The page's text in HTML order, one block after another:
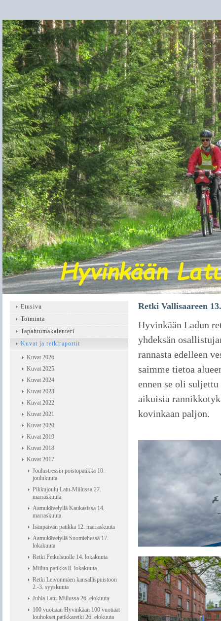
Retki Vallisaareen
Hyvinkään Ladun
yhdeksän
rannasta edelleen
saimme tietoa
ennen se oli
aikuisia
kovinkaan paljon.
Etusivu
Toiminta
Tapahtumakalenteri
Kuvat ja retkiraportit
Kuvat 2026
Kuvat 2025
Kuvat 2024
Kuvat 2023
Kuvat 2022
Kuvat 2021
Kuvat 2020
Kuvat 2019
Kuvat 2018
Kuvat 2017
Joulustressin poistopatikka 10.
joulukuuta
Pikkujoulu Latu-Miilussa 27.
marraskuuta
Aamukävelyllä Kaukasissa 14.
marraskuuta
Isänpäivän patikka 12. marraskuuta
Aamukävelyllä Suomiehessä 17.
lokakuuta
Retki Petkelsuolle 14. lokakuuta
Miilun patikka 8. lokakuuta
Retki Leivonmäen kansallispuistoon
2.-3. syyskuuta
Juhla Latu-Miilussa 26. elokuuta
100 vuotiaan Hyvinkään 100 vuotiaat
louhokset patikkaretki 26. elokuuta